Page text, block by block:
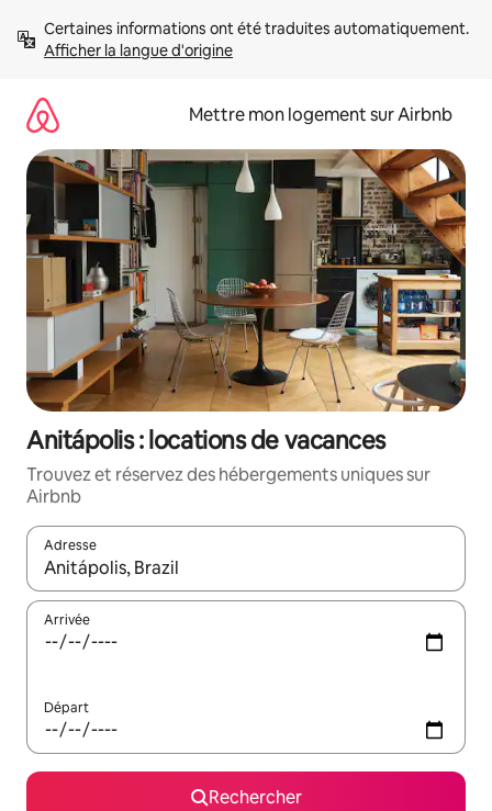
directement
Afficher la langue d'origine
Mettre mon logement sur Airbnb
Anitápolis : locations de vacances
Trouvez et réservez des hébergements uniques sur
Airbnb
Adresse
Lorsque les résultats s'affichent, utilisez les flèches vers le
Arrivée
Départ
Rechercher